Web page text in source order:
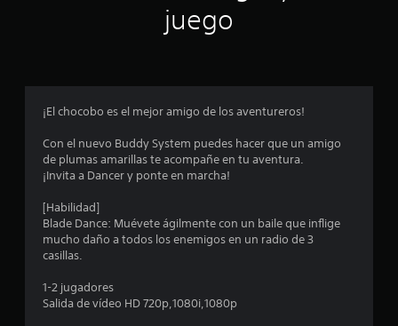
t
e
l
juego
¡El chocobo es el mejor amigo de los aventureros!
Con el nuevo Buddy System puedes hacer que un amigo
de plumas amarillas te acompañe en tu aventura.
¡Invita a Dancer y ponte en marcha!
[Habilidad]
Blade Dance: Muévete ágilmente con un baile que inflige
mucho daño a todos los enemigos en un radio de 3
casillas.
1-2 jugadores
Salida de vídeo HD 720p,1080i,1080p